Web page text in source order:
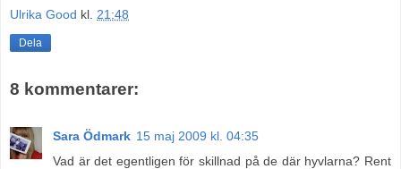
Ulrika Good kl. 21:48
Dela
8 kommentarer:
Sara Ödmark 15 maj 2009 kl. 04:35
Vad är det egentligen för skillnad på de där hyvlarna? Rent